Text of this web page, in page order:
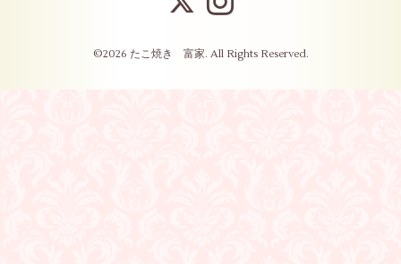
©2026 たこ焼き 富家. All Rights Reserved.